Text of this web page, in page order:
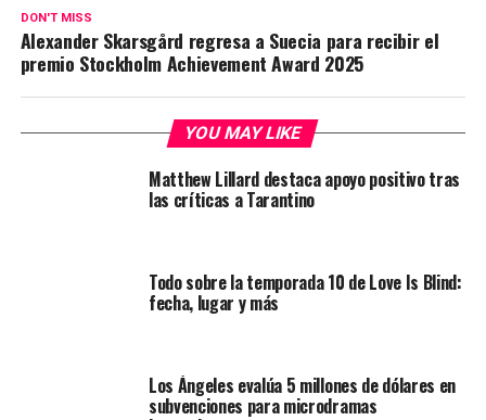
DON'T MISS
Alexander Skarsgård regresa a Suecia para recibir el
premio Stockholm Achievement Award 2025
YOU MAY LIKE
Matthew Lillard destaca apoyo positivo tras
las críticas a Tarantino
Todo sobre la temporada 10 de Love Is Blind:
fecha, lugar y más
Los Ángeles evalúa 5 millones de dólares en
subvenciones para microdramas